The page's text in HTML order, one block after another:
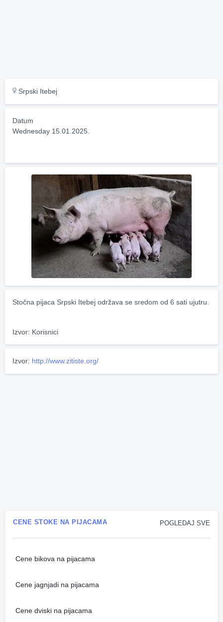
Srpski Itebej
Datum
Wednesday 15.01.2025.
Stočna pijaca Srpski Itebej održava se sredom od 6 sati ujutru.
Izvor: Korisnici
Izvor: http://www.zitiste.org/
POGLEDAJ SVE
CENE STOKE NA PIJACAMA
Cene bikova na pijacama
Cene jagnjadi na pijacama
Cene dviski na pijacama